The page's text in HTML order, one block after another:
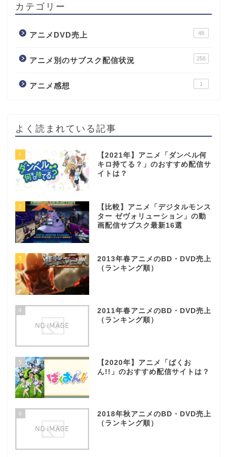
カテゴリー
アニメDVD売上 48
アニメ別のサブスク配信状況 256
アニメ感想 1
よく読まれている記事
1
【2021年】アニメ「ダンベル何
キロ持てる？」のおすすめ配信サ
イトは？
2
【比較】アニメ「デジタルモンス
ター ゼヴォリューション」の動
画配信サブスク最新16選
3
2013年春アニメのBD・DVD売上
（ランキング順）
4
2011年春アニメのBD・DVD売上
（ランキング順）
5
【2020年】アニメ「ばくお
ん!!」のおすすめ配信サイトは？
6
2018年秋アニメのBD・DVD売上
（ランキング順）